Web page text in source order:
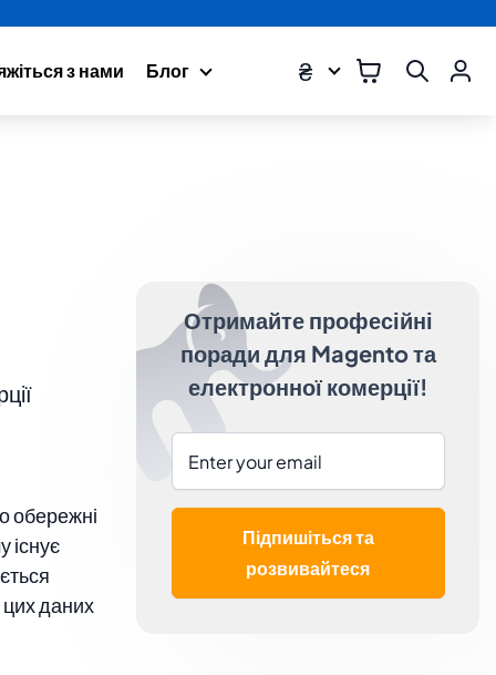
з нами Блог ₴
обережні
існує
даних
Отримайте професійні
поради для Magento та
електронної комерції!
Підпишіться та
розвивайтеся